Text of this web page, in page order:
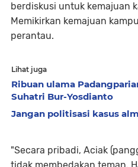
berdiskusi untuk kemajuan
Memikirkan kemajuan
perantau.
Lihat juga
Ribuan ulama
Suhatri Bur-Yosdianto
Jangan politisasi kasus
"Secara pribadi, Aciak